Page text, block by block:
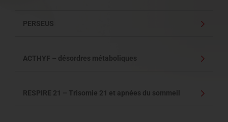
PERSEUS
ACTHYF – désordres métaboliques
RESPIRE 21 – Trisomie 21 et apnées du sommeil